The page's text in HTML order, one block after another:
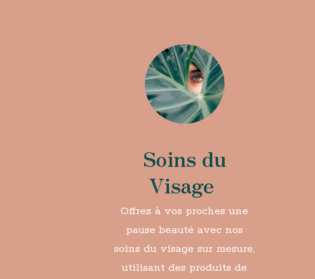
Soins du
Visage
Offrez à vos proches une
pause beauté avec nos
soins du visage sur mesure,
utilisant des produits de